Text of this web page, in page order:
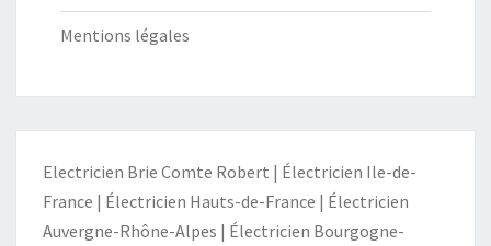
Mentions légales
Electricien Brie Comte Robert | Électricien Ile-de-
France | Électricien Hauts-de-France | Électricien
Auvergne-Rhône-Alpes | Électricien Bourgogne-